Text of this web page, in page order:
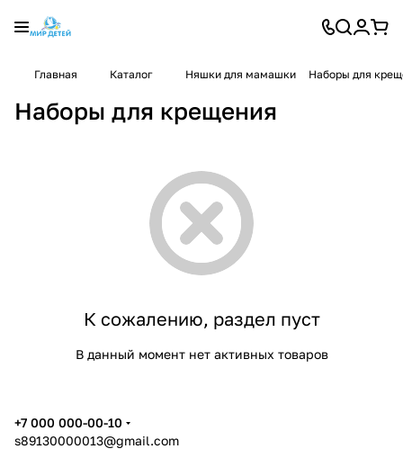
Главная Каталог Няшки для мамашки Наборы для
Наборы для крещения
К сожалению, раздел пуст
В данный момент нет активных товаров
+7 000 000-00-10
s89130000013@gmail.com